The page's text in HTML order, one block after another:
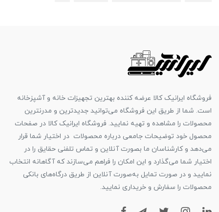
فروشگاه ایرانیک کالا عرضه کننده بهترین تجهیزات خانه و آشپزخانه
است. شما از طریق این فروشگاه می‌توانید جدیدترین و مدرنترین
محصولات را مشاهده و تهیه نمایید. فروشگاه ایرانیک کالا در صفحات
محصول خود توضیحات جامعی درباره محصولات در اختیار شما قرار
می‌دهد و کارشناسان ما بصورت آنلاین و تماس تلفنی حقایق را در
اختیار شما می‌گذارد و این امکان را فراهم می‌سازند که آگاهانه انتخاب
نمایید و در صورت تمایل به‌صورت آنلاین از طریق درگاه‌های بانکی
محصولات را سفارش و خریداری نمایید.